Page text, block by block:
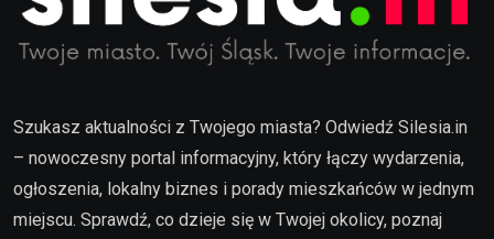
Szukasz aktualności z Twojego miasta? Odwiedź Silesia.in
– nowoczesny portal informacyjny, który łączy wydarzenia,
ogłoszenia, lokalny biznes i porady mieszkańców w jednym
miejscu. Sprawdź, co dzieje się w Twojej okolicy, poznaj